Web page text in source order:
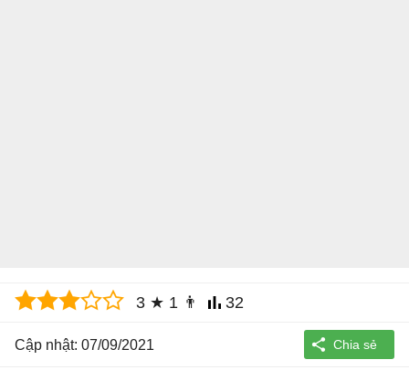
3 ★ 1 👨 32
Cập nhật: 07/09/2021